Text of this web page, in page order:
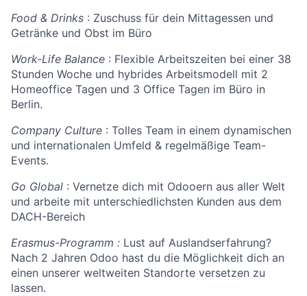
Food & Drinks : Zuschuss für dein Mittagessen und
Getränke und Obst im Büro
Work-Life Balance : Flexible Arbeitszeiten bei einer 38
Stunden Woche und hybrides Arbeitsmodell mit 2
Homeoffice Tagen und 3 Office Tagen im Büro in
Berlin.
Company Culture : Tolles Team in einem dynamischen
und internationalen Umfeld & regelmäßige Team-
Events.
Go Global : Vernetze dich mit Odooern aus aller Welt
und arbeite mit unterschiedlichsten Kunden aus dem
DACH-Bereich
Erasmus-Programm : Lust auf Auslandserfahrung?
Nach 2 Jahren Odoo hast du die Möglichkeit dich an
einen unserer weltweiten Standorte versetzen zu
lassen.